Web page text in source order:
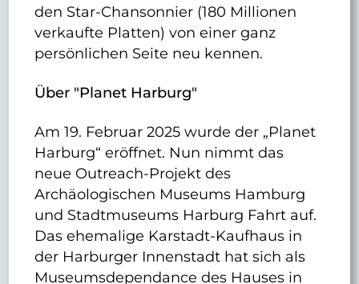
den Star-Chansonnier (180 Millionen
verkaufte Platten) von einer ganz
persönlichen Seite neu kennen.
Über "Planet Harburg"
Am 19. Februar 2025 wurde der „Planet
Harburg“ eröffnet. Nun nimmt das
neue Outreach-Projekt des
Archäologischen Museums Hamburg
und Stadtmuseums Harburg Fahrt auf.
Das ehemalige Karstadt-Kaufhaus in
der Harburger Innenstadt hat sich als
Museumsdependance des Hauses in